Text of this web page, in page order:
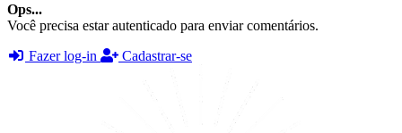
Ops...
Você precisa estar autenticado para enviar comentários.
Fazer log-in
Cadastrar-se